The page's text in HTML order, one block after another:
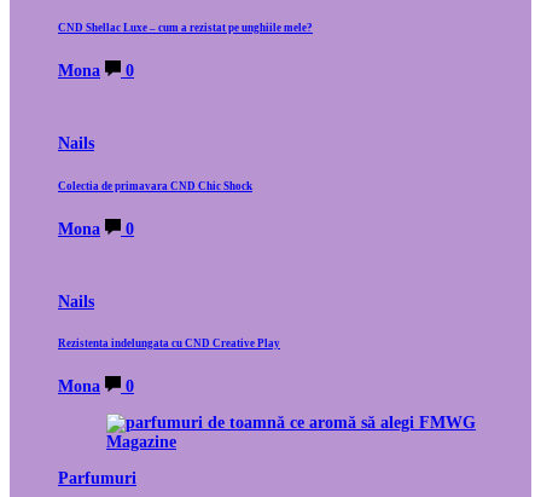
CND Shellac Luxe – cum a rezistat pe unghiile mele?
Mona 0
Nails
Colectia de primavara CND Chic Shock
Mona 0
Nails
Rezistenta indelungata cu CND Creative Play
Mona 0
Parfumuri